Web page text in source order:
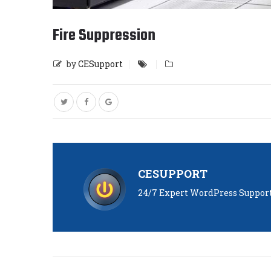
Fire Suppression
byCESupport
CESUPPORT
24/7 Expert WordPress